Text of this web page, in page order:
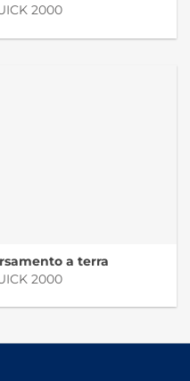
2000
a terra
2000